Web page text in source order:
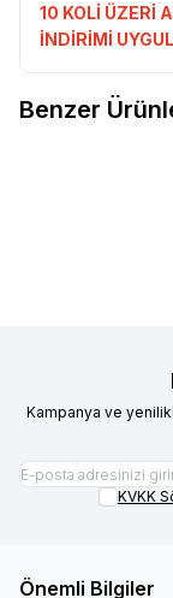
10 KOLİ ÜZERİ
İNDİRİMİ
Benzer
Kampanya ve
KVKK
Önemli Bilgiler